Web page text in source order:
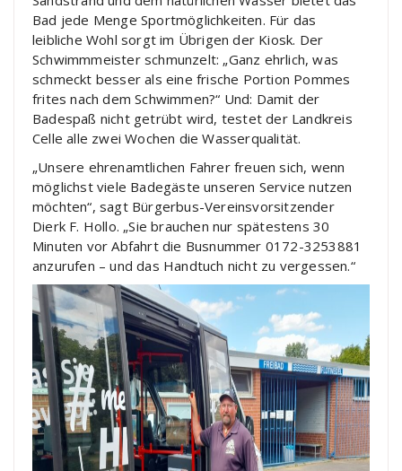
Bad jede Menge Sportmöglichkeiten. Für das
leibliche Wohl sorgt im Übrigen der Kiosk. Der
Schwimmmeister schmunzelt: „Ganz ehrlich, was
schmeckt besser als eine frische Portion Pommes
frites nach dem Schwimmen?“ Und: Damit der
Badespaß nicht getrübt wird, testet der Landkreis
Celle alle zwei Wochen die Wasserqualität.
„Unsere ehrenamtlichen Fahrer freuen sich, wenn
möglichst viele Badegäste unseren Service nutzen
möchten“, sagt Bürgerbus-Vereinsvorsitzender
Dierk F. Hollo. „Sie brauchen nur spätestens 30
Minuten vor Abfahrt die Busnummer 0172-3253881
anzurufen – und das Handtuch nicht zu vergessen.“